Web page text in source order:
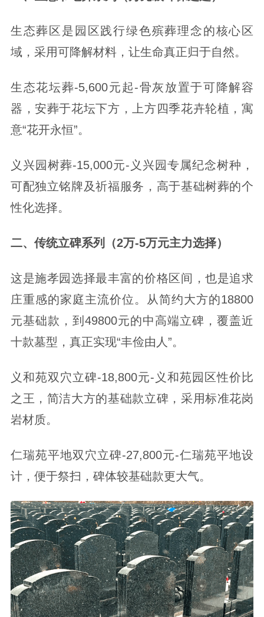
生态葬区是园区践行绿色殡葬理念的核心区
域，采用可降解材料，让生命真正归于自然。
生态花坛葬-5,600元起-骨灰放置于可降解容
器，安葬于花坛下方，上方四季花卉轮植，寓
意“花开永恒”。
义兴园树葬-15,000元-义兴园专属纪念树种，
可配独立铭牌及祈福服务，高于基础树葬的个
性化选择。
二、传统立碑系列（2万-5万元主力选择）
这是施孝园选择最丰富的价格区间，也是追求
庄重感的家庭主流价位。从简约大方的18800
元基础款，到49800元的中高端立碑，覆盖近
十款墓型，真正实现“丰俭由人”。
义和苑双穴立碑-18,800元-义和苑园区性价比
之王，简洁大方的基础款立碑，采用标准花岗
岩材质。
仁瑞苑平地双穴立碑-27,800元-仁瑞苑平地设
计，便于祭扫，碑体较基础款更大气。